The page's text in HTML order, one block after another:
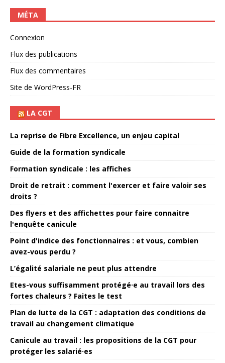
MÉTA
Connexion
Flux des publications
Flux des commentaires
Site de WordPress-FR
LA CGT
La reprise de Fibre Excellence, un enjeu capital
Guide de la formation syndicale
Formation syndicale : les affiches
Droit de retrait : comment l'exercer et faire valoir ses
droits ?
Des flyers et des affichettes pour faire connaitre
l'enquête canicule
Point d'indice des fonctionnaires : et vous, combien
avez-vous perdu ?
L’égalité salariale ne peut plus attendre
Etes-vous suffisamment protégé·e au travail lors des
fortes chaleurs ? Faites le test
Plan de lutte de la CGT : adaptation des conditions de
travail au changement climatique
Canicule au travail : les propositions de la CGT pour
protéger les salarié·es